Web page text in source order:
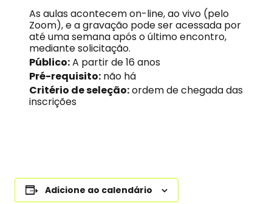
As aulas acontecem on-line, ao vivo (pelo
Zoom), e a gravação pode ser acessada por
até uma semana após o último encontro,
mediante solicitação.
Público:A partir de 16 anos
Pré-requisito: não há
Critério de seleção:ordem de chegada das
inscrições
Adicione ao calendário